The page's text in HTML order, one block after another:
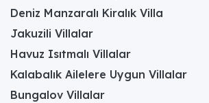
Muhafazakar havuzlu villa
çok önemlidir. Kadınlar ve çocuklar
havuz keyfi yapar. Güneşlenme
korunmuştur. Tamamen size ait bir
Villaların iç tasarımı da
Deniz Manzaralı Kiralık Villa
Jakuzili Villalar
Havuz Isıtmalı Villalar
Kalabalık Ailelere Uygun Villalar
Bungalov Villalar